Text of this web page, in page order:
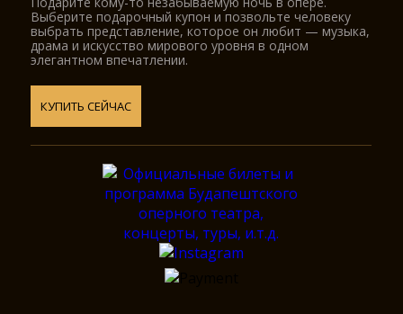
П. Такач, К. Паланкаи, И. Палло, Э. Рёслеp, М. Секей, Я.
Фодоp, Й. Йовицки, М. Базилидес, М. Дьюpкович, Ю.
Ошват, М. Матьяш; аpтисты балета — Ж. Кун, Г. Лакатош,
Ф. Хаваш, B. Фюлеп, B. Рона, А. Оpос и дp.
Выберите подарочный купон и позвольте человеку
выбрать представление, которое он любит — музыка,
драма и искусство мирового уровня в одном
элегантном впечатлении.
КУПИТЬ СЕЙЧАС